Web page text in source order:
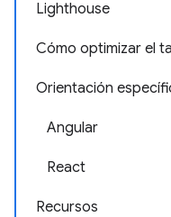
Lighthouse
Cómo optimizar el
Orientación
Angular
React
Recursos